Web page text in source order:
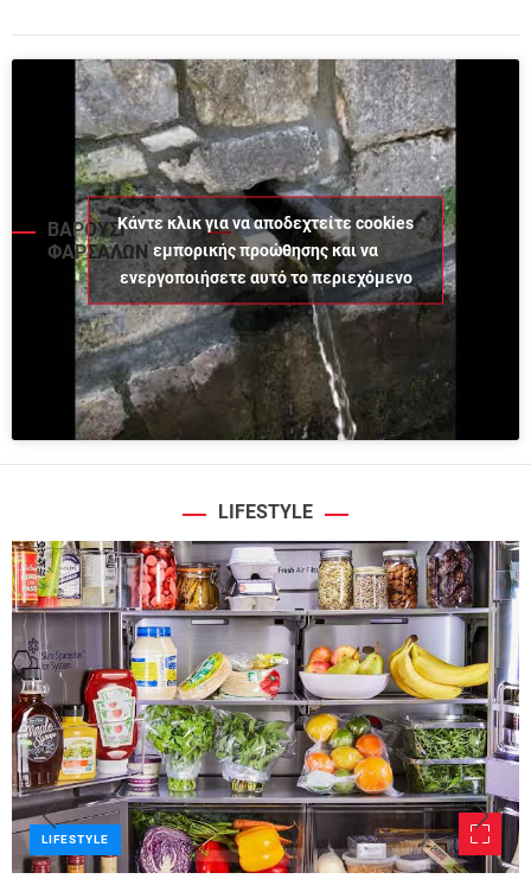
ΒΑΡΟΥΣΙ
ΦΑΡΣΑΛΩΝ
Κάντε κλικ για να αποδεχτείτε cookies
εμπορικής προώθησης και να
ενεργοποιήσετε αυτό το περιεχόμενο
LIFESTYLE
LIFESTYLE